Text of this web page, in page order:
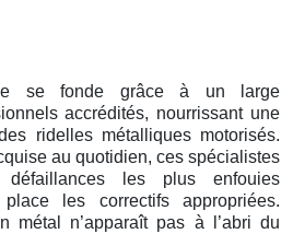
se fonde grâce à un large
accrédités, nourrissant une
ridelles métalliques motorisés.
au quotidien, ces spécialistes
les plus enfouies
les correctifs appropriées.
métal n’apparaît pas à l’abri du